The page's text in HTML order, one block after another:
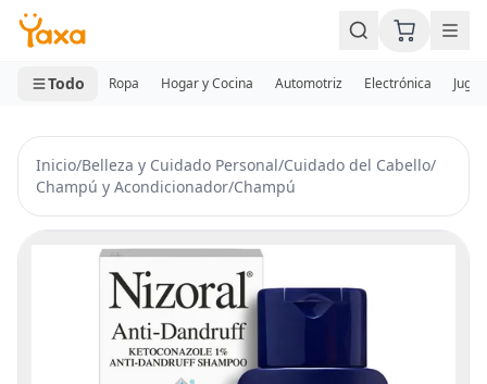
MINI CARRITO
0 productos
Todo Ropa Hogar y Cocina Automotriz Electrónica
Inicio/Belleza y Cuidado Personal/Cuidado del Cabello/
Champú y Acondicionador/Champú